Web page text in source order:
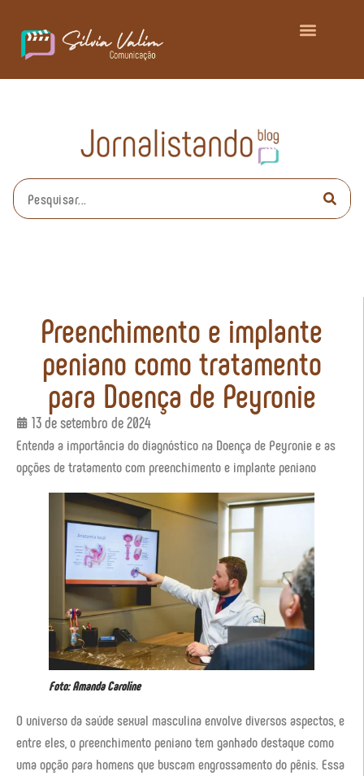
Preenchimento e implante
peniano como tratamento
para Doença de Peyronie
13 de setembro de 2024
Entenda a importância do diagnóstico na Doença de Peyronie e as
opções de tratamento com preenchimento e implante peniano
Foto: Amanda Caroline
O universo da saúde sexual masculina envolve diversos aspectos, e
entre eles, o preenchimento peniano tem ganhado destaque como
uma opção para homens que buscam engrossamento do pênis. Essa